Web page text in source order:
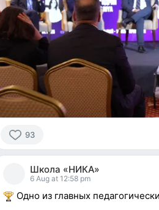
93
93
reactedШкола «НИКА»
6 Aug at 12:58 pm
Одно из главных